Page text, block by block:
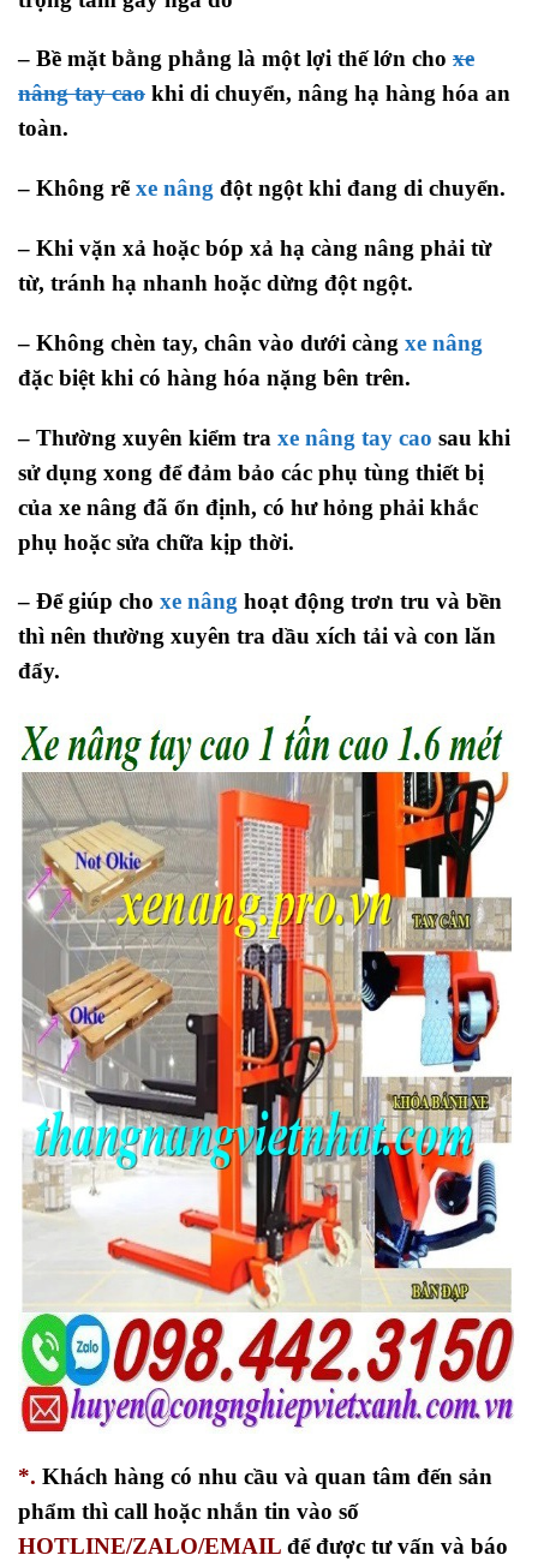
– Bề mặt bằng phẳng là một lợi thế lớn cho xe
nâng tay cao khi di chuyển, nâng hạ hàng hóa an
toàn.
– Không rẽ xe nâng đột ngột khi đang di chuyển.
– Khi vặn xả hoặc bóp xả hạ càng nâng phải từ
từ, tránh hạ nhanh hoặc dừng đột ngột.
– Không chèn tay, chân vào dưới càng xe nâng
đặc biệt khi có hàng hóa nặng bên trên.
– Thường xuyên kiểm tra xe nâng tay cao sau khi
sử dụng xong để đảm bảo các phụ tùng thiết bị
của xe nâng đã ổn định, có hư hỏng phải khắc
phụ hoặc sửa chữa kịp thời.
– Để giúp cho xe nâng hoạt động trơn tru và bền
thì nên thường xuyên tra dầu xích tải và con lăn
đẩy.
*. Khách hàng có nhu cầu và quan tâm đến sản
phẩm thì call hoặc nhắn tin vào số
HOTLINE/ZALO/EMAIL để được tư vấn và báo